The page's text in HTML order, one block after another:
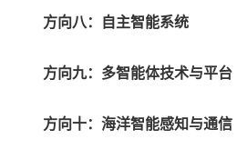
方向八：自主智能系统
方向九：多智能体技术与平台
方向十：海洋智能感知与通信